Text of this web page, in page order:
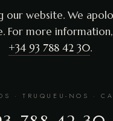
our website. We
For more
+34 93 788 42 30.
· TRUQUEU-NOS ·